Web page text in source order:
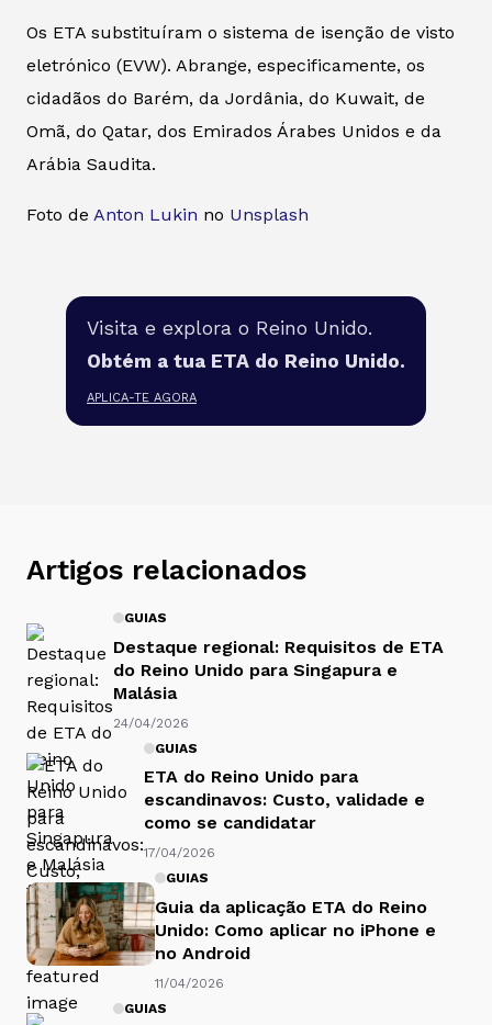
Os ETA substituíram o sistema de isenção de visto
eletrónico (EVW). Abrange, especificamente, os
cidadãos do Barém, da Jordânia, do Kuwait, de
Omã, do Qatar, dos Emirados Árabes Unidos e da
Arábia Saudita.
Foto de Anton Lukin no Unsplash
Visita e explora o Reino Unido.
Obtém a tua ETA do Reino Unido.
APLICA-TE AGORA
Artigos relacionados
GUIAS
Destaque regional: Requisitos de ETA
do Reino Unido para Singapura e
Malásia
24/04/2026
GUIAS
ETA do Reino Unido para
escandinavos: Custo, validade e
como se candidatar
17/04/2026
GUIAS
Guia da aplicação ETA do Reino
Unido: Como aplicar no iPhone e
no Android
11/04/2026
GUIAS